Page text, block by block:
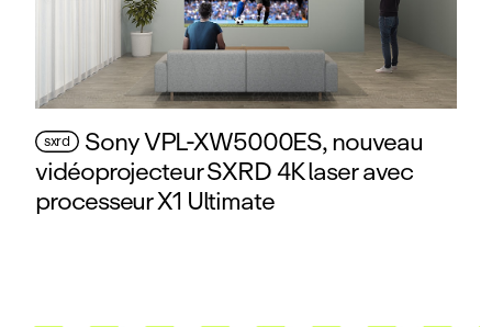
sxrd Sony VPL‑XW5000ES, nouveau
vidéoprojecteur SXRD 4K laser avec
processeur X1 Ultimate